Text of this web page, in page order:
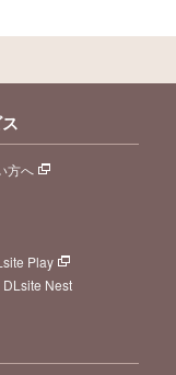
方へ
Play
DLsite Nest